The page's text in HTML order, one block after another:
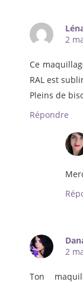
2
Ce
RAL est
Pleins de
Répondre
2
Ton